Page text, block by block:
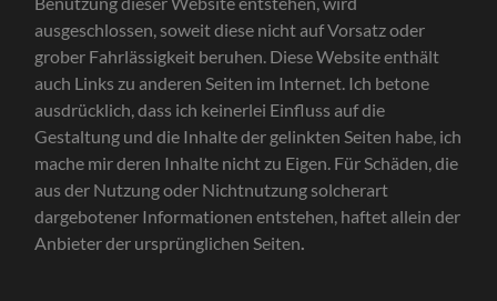
ausgeschlossen, soweit diese nicht auf Vorsatz oder
grober Fahrlässigkeit beruhen. Diese Website enthält
auch Links zu anderen Seiten im Internet. Ich betone
ausdrücklich, dass ich keinerlei Einfluss auf die
Gestaltung und die Inhalte der gelinkten Seiten habe, ich
mache mir deren Inhalte nicht zu Eigen. Für Schäden, die
aus der Nutzung oder Nichtnutzung solcherart
dargebotener Informationen entstehen, haftet allein der
Anbieter der ursprünglichen Seiten.